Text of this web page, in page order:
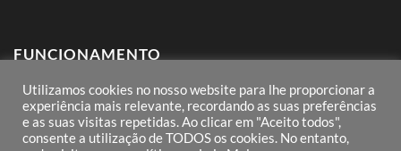
FUNCIONAMENTO
Segunda a Sexta: das 7:00 às 18:00
Sábado: das 8:00 às 12:00
Utilizamos cookies no nosso website para lhe proporcionar a
experiência mais relevante, recordando as suas preferências
e as suas visitas repetidas. Ao clicar em "Aceito todos",
consente a utilização de TODOS os cookies. No entanto,